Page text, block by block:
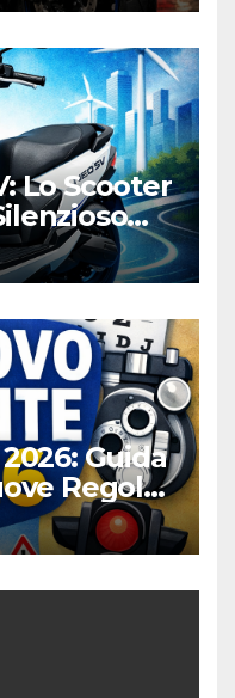
Lo Scooter
Guida
Regole,
Costi